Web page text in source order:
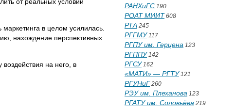
в целом усилилась.
нахождение перспективных
на него, в
РАНХиГС 190
РОАТ МИИТ 608
РТА 245
РГГМУ117
РГПУ им. Герцена 123
РГППУ142
РГСУ162
«МАТИ» — РГТУ121
РГУНиГ 260
РЭУ им. Плеханова 123
РГАТУ им. Соловьёва 219